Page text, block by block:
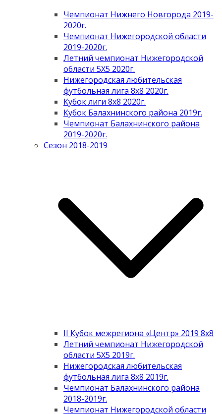
Чемпионат Нижнего Новгорода 2019-
2020г.
Чемпионат Нижегородской области
2019-2020г.
Летний чемпионат Нижегородской
области 5Х5 2020г.
Нижегородская любительская
футбольная лига 8х8 2020г.
Кубок лиги 8х8 2020г.
Кубок Балахнинского района 2019г.
Чемпионат Балахнинского района
2019-2020г.
Сезон 2018-2019
II Кубок межрегиона «Центр» 2019 8х8
Летний чемпионат Нижегородской
области 5Х5 2019г.
Нижегородская любительская
футбольная лига 8х8 2019г.
Чемпионат Балахнинского района
2018-2019г.
Чемпионат Нижегородской области